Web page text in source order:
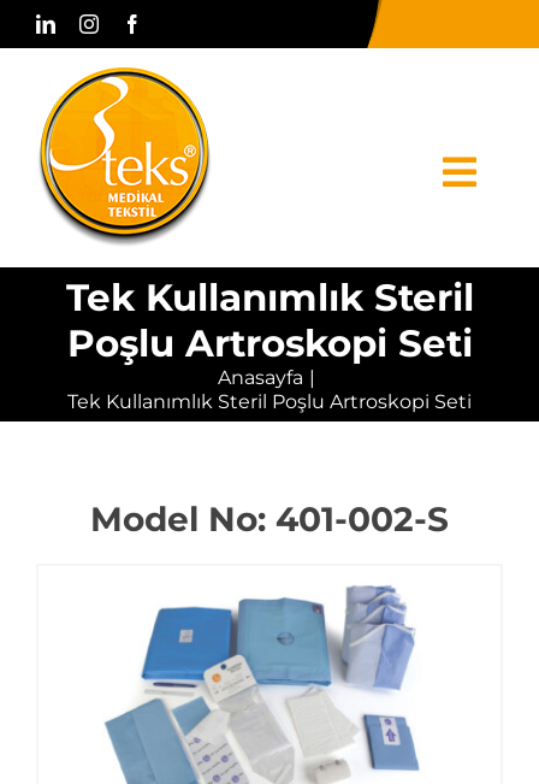
Skip
Anasayfa
Kurumsal
Ürünler
Bize Ulaşın
Tek Kullanımlık Steril
Poşlu Artroskopi Seti
Anasayfa
Tek Kullanımlık Steril Poşlu Artroskopi Seti
Model No: 401-002-S